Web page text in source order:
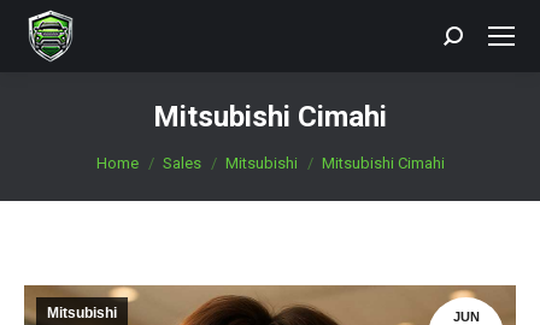
Search:
Mitsubishi Cimahi
You are here:
Home Sales Mitsubishi Mitsubishi Cimahi
JUN
Mitsubishi